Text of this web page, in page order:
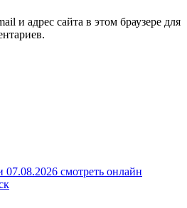
и адрес сайта в этом браузере для
смотреть онлайн